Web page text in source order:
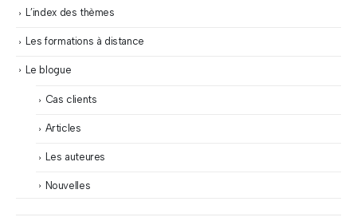
L’index des thèmes
Les formations à distance
Le blogue
Cas clients
Articles
Les auteures
Nouvelles